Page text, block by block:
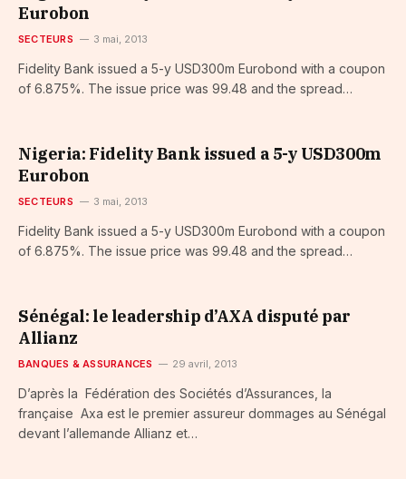
Eurobon
SECTEURS 3 mai, 2013
Fidelity Bank issued a 5-y USD300m Eurobond with a coupon
of 6.875%. The issue price was 99.48 and the spread…
Nigeria: Fidelity Bank issued a 5-y USD300m
Eurobon
SECTEURS 3 mai, 2013
Fidelity Bank issued a 5-y USD300m Eurobond with a coupon
of 6.875%. The issue price was 99.48 and the spread…
Sénégal: le leadership d’AXA disputé par
Allianz
BANQUES & ASSURANCES 29 avril, 2013
D’après la Fédération des Sociétés d’Assurances, la
française Axa est le premier assureur dommages au Sénégal
devant l’allemande Allianz et…